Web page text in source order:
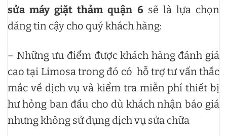
sửa máy giặt thảm quận 6sẽ là lựa chọn
đáng tin cậy cho quý khách hàng:
– Những ưu điểm được khách hàng đánh giá
cao tại Limosa trong đó có hỗ trợ tư vấn thắc
mắc về dịch vụ và kiểm tra miễn phí thiết bị
hư hỏng ban đầu cho dù khách nhận báo giá
nhưng không sử dụng dịch vụ sửa chữa